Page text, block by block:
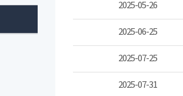
2025-05-26
2025-06-25
2025-07-25
2025-07-31